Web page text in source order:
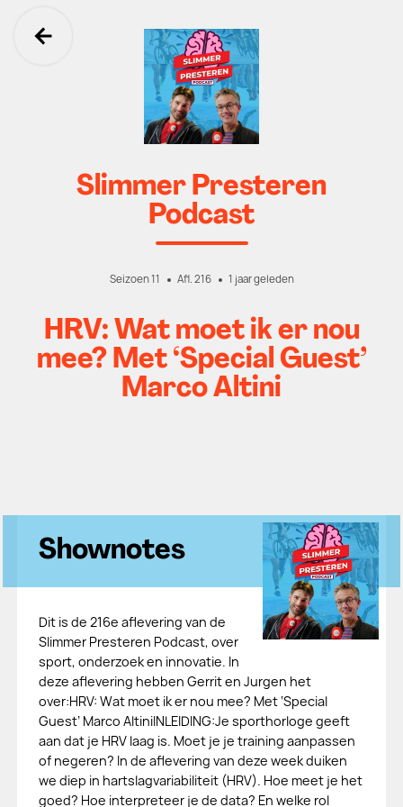
Ga terug
Slimmer Presteren
Podcast
Seizoen 11 Afl. 216 1 jaar geleden
HRV: Wat moet ik er nou
mee? Met ‘Special Guest’
Marco Altini
Shownotes
Dit is de 216e aflevering van de
Slimmer Presteren Podcast, over
sport, onderzoek en innovatie. In
deze aflevering hebben Gerrit en Jurgen het
over:HRV: Wat moet ik er nou mee? Met ‘Special
Guest’ Marco AltiniINLEIDING:Je sporthorloge geeft
aan dat je HRV laag is. Moet je je training aanpassen
of negeren? In de aflevering van deze week duiken
we diep in hartslagvariabiliteit (HRV). Hoe meet je het
goed? Hoe interpreteer je de data? En welke rol